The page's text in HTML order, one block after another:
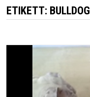
ETIKETT: BULLDOG